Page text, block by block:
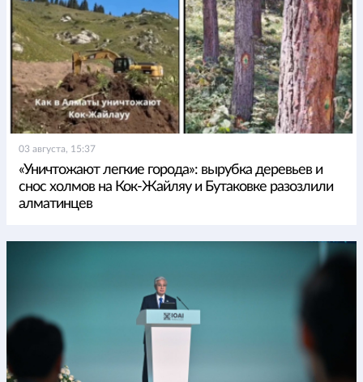
03 августа, 15:37
«Уничтожают легкие города»: вырубка деревьев и
снос холмов на Кок-Жайляу и Бутаковке разозлили
алматинцев